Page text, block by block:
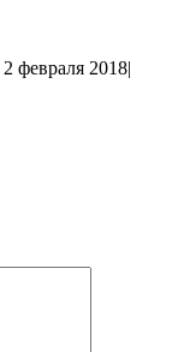
2 февраля 2018|